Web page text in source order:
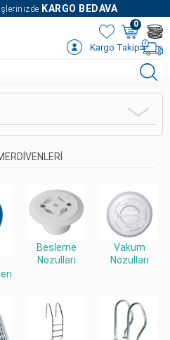
KARGO BEDAVA
0
Kargo Takip
Besleme
Nozulları
Vakum
Nozulları